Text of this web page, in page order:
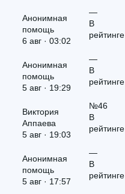
Анонимная
помощь
6 авг · 03:02
—
В
рейтинге
Анонимная
помощь
5 авг · 19:29
—
В
рейтинге
Виктория
Аппаева
5 авг · 19:03
№46
В
рейтинге
Анонимная
помощь
5 авг · 17:57
—
В
рейтинге